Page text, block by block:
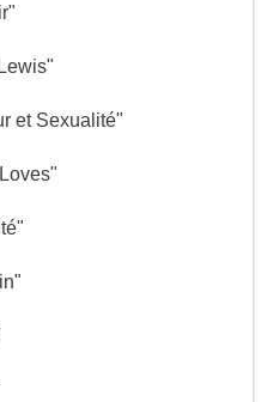
et Sexualité"